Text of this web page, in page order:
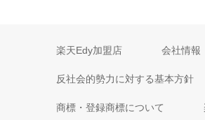
楽天Edy加盟店 会社情報
反社会的勢力に対する基本方針
商標・登録商標について